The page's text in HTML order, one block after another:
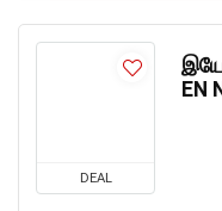
DEAL
EN